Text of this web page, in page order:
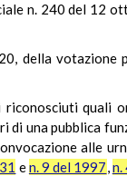
n. 240 del 12
della votazione
quali
di una pubblica
alle
en. 9 del 1997,n.